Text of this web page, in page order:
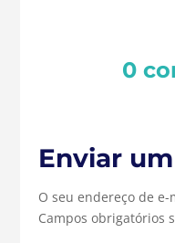
0
Enviar
O seu endereço de
Campos obrigatórios